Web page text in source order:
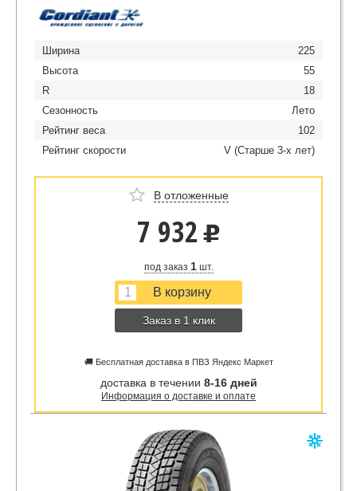
Ширина
225
Высота
55
R
18
Сезонность
Лето
Рейтинг веса
102
Рейтинг скорости
V (Старше 3-х лет)
В отложенные
7 932 u
под заказ 1шт.
Заказ в 1 клик
🚚 Бесплатная доставка в ПВЗ Яндекс Маркет
доставка в течении 8-16 дней
Информация о доставке и оплате